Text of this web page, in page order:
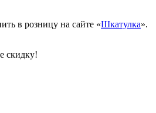
в розницу на сайте «Шкатулка».
скидку!